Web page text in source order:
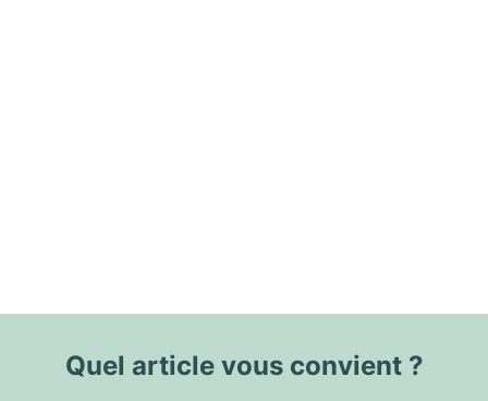
Quel article vous convient ?